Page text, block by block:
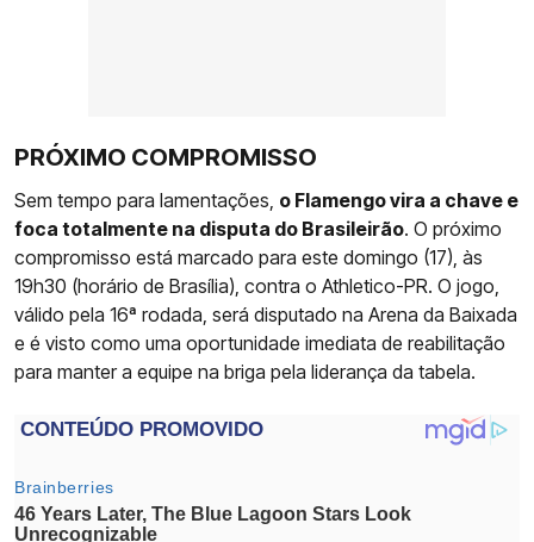
PRÓXIMO COMPROMISSO
Sem tempo para lamentações, o Flamengo vira a chave e
foca totalmente na disputa do Brasileirão. O próximo
compromisso está marcado para este domingo (17), às
19h30 (horário de Brasília), contra o Athletico-PR. O jogo,
válido pela 16ª rodada, será disputado na Arena da Baixada
e é visto como uma oportunidade imediata de reabilitação
para manter a equipe na briga pela liderança da tabela.